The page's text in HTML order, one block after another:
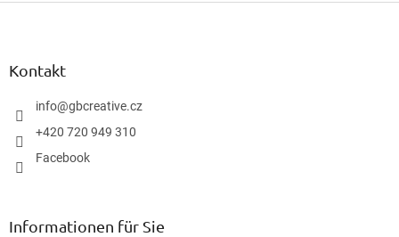
Kontakt
info@gbcreative.cz
+420 720 949 310
Facebook
Informationen für Sie